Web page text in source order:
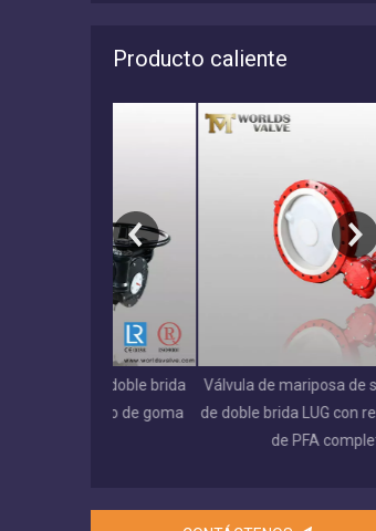
Producto caliente
Válvula de mariposa de sección en U
de doble brida LUG con revestimiento
de PFA completo